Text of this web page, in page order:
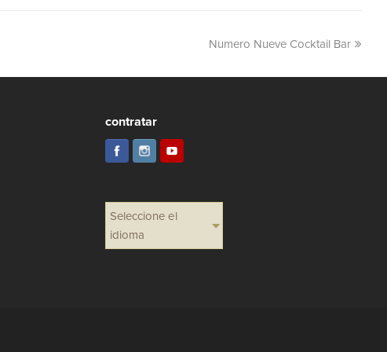
Numero Nueve Cocktail Bar
contratar
Seleccione el
idioma